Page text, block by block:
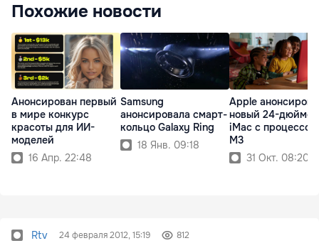
Похожие новости
Анонсирован первый
в мире конкурс
красоты для ИИ-
моделей
16 Апр. 22:48
Samsung
анонсировала смарт-
кольцо Galaxy Ring
18 Янв. 09:18
Apple
новый 24-
iMac с
M3
31 Окт. 08:20
Rtv 24 февраля 2012, 15:19 812